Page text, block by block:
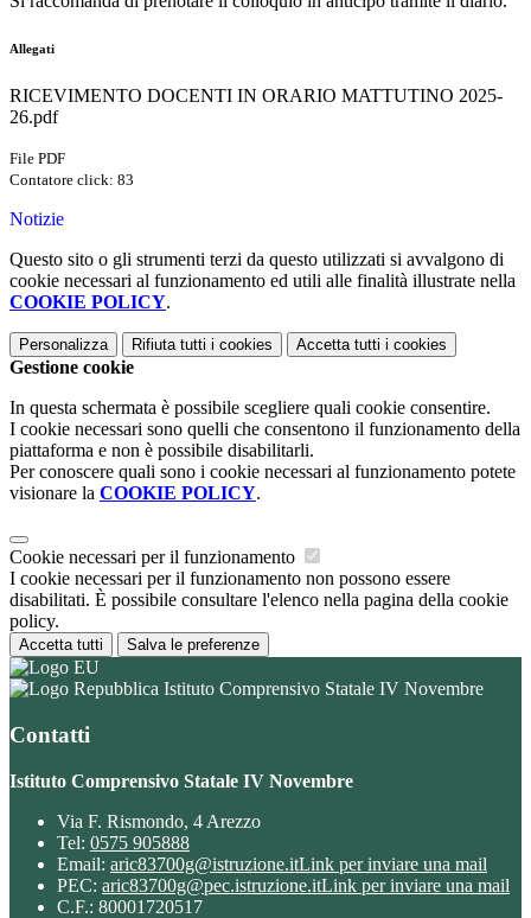
Allegati
RICEVIMENTO DOCENTI IN ORARIO MATTUTINO 2025-
26.pdf
File PDF
Contatore click: 83
Notizie
Questo sito o gli strumenti terzi da questo utilizzati si avvalgono di
cookie necessari al funzionamento ed utili alle finalità illustrate nella
COOKIE POLICY.
Personalizza Rifiuta tutti i cookies Accetta tutti i cookies
Gestione cookie
In questa schermata è possibile scegliere quali cookie consentire.
I cookie necessari sono quelli che consentono il funzionamento della
piattaforma e non è possibile disabilitarli.
Per conoscere quali sono i cookie necessari al funzionamento potete
visionare la COOKIE POLICY.
Cookie necessari per il funzionamento
I cookie necessari per il funzionamento non possono essere
disabilitati. È possibile consultare l'elenco nella pagina della cookie
policy.
Accetta tutti Salva le preferenze
Istituto Comprensivo Statale IV Novembre
Contatti
Istituto Comprensivo Statale IV Novembre
Via F. Rismondo, 4 Arezzo
Tel: 0575 905888
Email: aric83700g@istruzione.itLink per inviare una mail
PEC: aric83700g@pec.istruzione.itLink per inviare una mail
C.F.: 80001720517